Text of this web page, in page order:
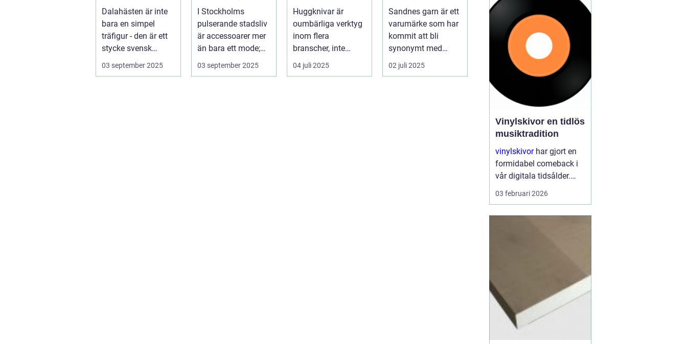
Sveriges
kulturhistoria.
Dalahästen är inte
bara en simpel
träfigur - den är ett
stycke svensk
kulturhist...
03 september 2025
med historia
I Stockholms
pulserande stadsliv
är accessoarer mer
än bara ett mode;
de är uttryck f...
03 september 2025
användning och
betydelse
Huggknivar är
oumbärliga verktyg
inom flera
branscher, inte
minst inom
skogsindustrin och
04 juli 2025
tradition
Sandnes garn är ett
varumärke som har
kommit att bli
synonymt med
kvalitet och
tradition i...
02 juli 2025
synundersökning ka...
Vinylskivor en tidlös
musiktradition
vinylskivorhar gjort en
formidabel comeback i
vår digitala tidsålder.
Trots att
03 februari 2026